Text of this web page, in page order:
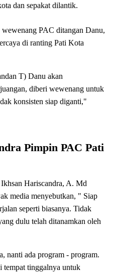
dan sepakat dilantik.
PAC ditangan Danu,
di ranting Pati Kota
T) Danu akan
diberi wewenang untuk
konsisten siap diganti,"
Pimpin PAC Pati
Hariscandra, A. Md
media menyebutkan, " Siap
seperti biasanya. Tidak
dulu telah ditanamkan oleh
nanti ada program - program.
tempat tinggalnya untuk